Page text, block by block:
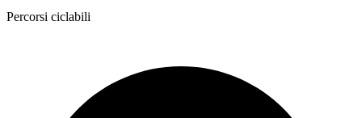
Percorsi ciclabili